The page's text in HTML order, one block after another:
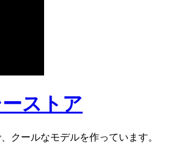
ストア
クールなモデルを作っています。